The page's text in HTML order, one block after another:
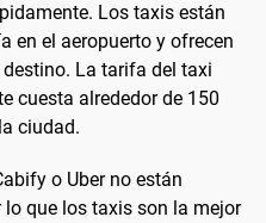
Los taxis están
en el aeropuerto y ofrecen
La tarifa del taxi
cuesta alrededor de 150
ciudad.
o Uber no están
que los taxis son la mejor